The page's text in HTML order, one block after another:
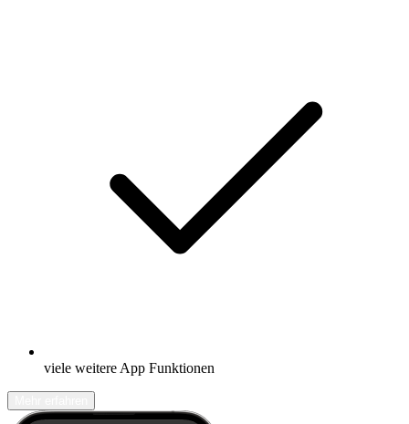
viele weitere App Funktionen